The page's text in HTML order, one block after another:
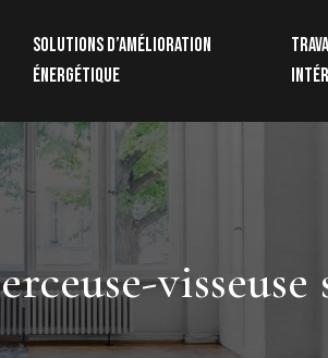
Solutions d’amélioration
énergétique